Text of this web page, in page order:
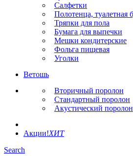
Салфетки
Полотенца, туалетная
Тряпки для пола
Бумага для выпечки
Мешки кондитерские
Фольга пищевая
Уголки
Ветошь
Вторичный поролон
Стандартный поролон
Акустический поролон
Акции!ХИТ
Search